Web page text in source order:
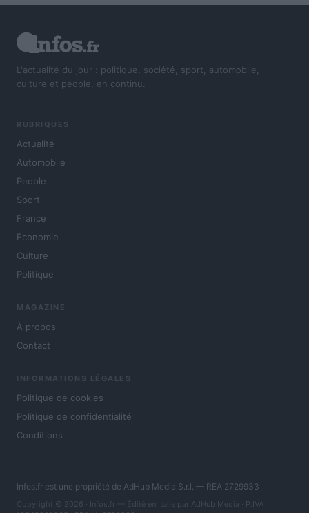
L'actualité du jour : politique, société, sport, automobile,
culture et people, en continu.
RUBRIQUES
Actualité
Automobile
People
Sport
France
Economie
Culture
Politique
MAGAZINE
À propos
Contact
INFORMATIONS LÉGALES
Politique de cookies
Politique de confidentialité
Conditions
Infos.fr est une propriété de AdHub Media S.r.l. — REA 2729933
Copyright © 2026 · Infos.fr — Édité en Italie par AdHub Media · P.IVA